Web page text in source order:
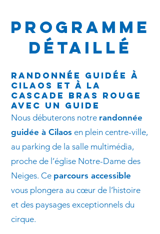
Programme
détaillé
Randonnée guidée à
Cilaos et à la
cascade Bras Rouge
avec un guide
Nous débuterons notre randonnée
guidée à Cilaos en plein centre-ville,
au parking de la salle multimédia,
proche de l’église Notre-Dame des
Neiges. Ce parcours accessible
vous plongera au cœur de l’histoire
et des paysages exceptionnels du
cirque.